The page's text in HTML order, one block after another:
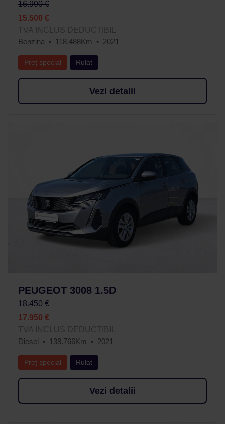
16.990 €
15.500 €
TVA INCLUS DEDUCTIBIL
Benzina
118.488Km 2021
Preț special Rulat
Vezi detalii
PEUGEOT 3008 1.5D
18.450 €
17.950 €
TVA INCLUS DEDUCTIBIL
Diesel
138.766Km 2021
Preț special Rulat
Vezi detalii